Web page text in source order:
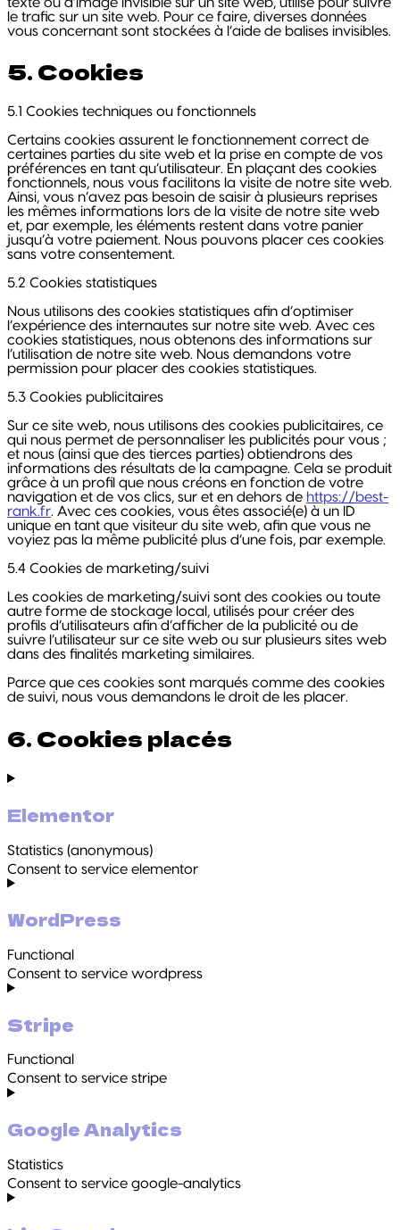
le trafic sur un site web. Pour ce faire, diverses données
vous concernant sont stockées à l’aide de balises invisibles.
5. Cookies
5.1 Cookies techniques ou fonctionnels
Certains cookies assurent le fonctionnement correct de
certaines parties du site web et la prise en compte de vos
préférences en tant qu’utilisateur. En plaçant des cookies
fonctionnels, nous vous facilitons la visite de notre site web.
Ainsi, vous n’avez pas besoin de saisir à plusieurs reprises
les mêmes informations lors de la visite de notre site web
et, par exemple, les éléments restent dans votre panier
jusqu’à votre paiement. Nous pouvons placer ces cookies
sans votre consentement.
5.2 Cookies statistiques
Nous utilisons des cookies statistiques afin d’optimiser
l’expérience des internautes sur notre site web. Avec ces
cookies statistiques, nous obtenons des informations sur
l’utilisation de notre site web. Nous demandons votre
permission pour placer des cookies statistiques.
5.3 Cookies publicitaires
Sur ce site web, nous utilisons des cookies publicitaires, ce
qui nous permet de personnaliser les publicités pour vous ;
et nous (ainsi que des tierces parties) obtiendrons des
informations des résultats de la campagne. Cela se produit
grâce à un profil que nous créons en fonction de votre
navigation et de vos clics, sur et en dehors de https://best-
rank.fr. Avec ces cookies, vous êtes associé(e) à un ID
unique en tant que visiteur du site web, afin que vous ne
voyiez pas la même publicité plus d’une fois, par exemple.
5.4 Cookies de marketing/suivi
Les cookies de marketing/suivi sont des cookies ou toute
autre forme de stockage local, utilisés pour créer des
profils d’utilisateurs afin d’afficher de la publicité ou de
suivre l’utilisateur sur ce site web ou sur plusieurs sites web
dans des finalités marketing similaires.
Parce que ces cookies sont marqués comme des cookies
de suivi, nous vous demandons le droit de les placer.
6. Cookies placés
Elementor
Statistics (anonymous)
Consent to service elementor
WordPress
Functional
Consent to service wordpress
Stripe
Functional
Consent to service stripe
Google Analytics
Statistics
Consent to service google-analytics